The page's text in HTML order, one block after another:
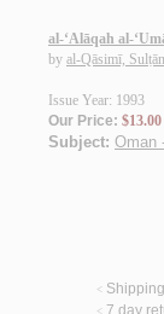
al-‘Alāqah al-
by al-Qāsimī,
Issue Year: 1993
Our Price: $13.00
Subject: Oman
<
< 7 day